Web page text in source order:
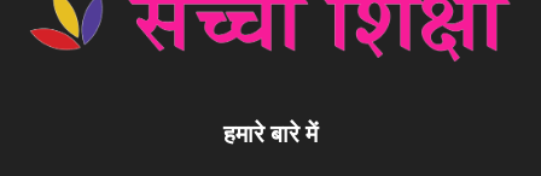
हमारे बारे में